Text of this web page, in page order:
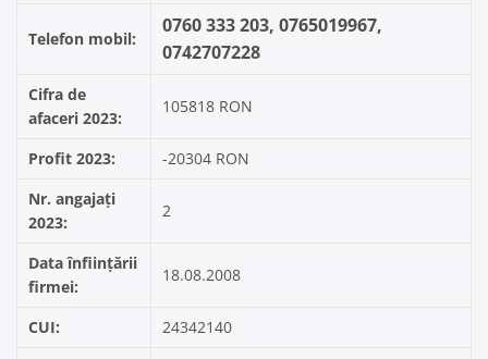
Telefon mobil:
0760 333 203, 0765019967,
0742707228
Cifra de
afaceri 2023:
105818 RON
Profit 2023:
-20304 RON
Nr. angajați
2023:
2
Data înființării
firmei:
18.08.2008
CUI:
24342140